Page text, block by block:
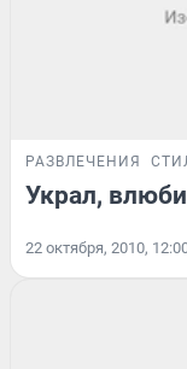
РАЗВЛЕЧЕНИЯ
Украл,
22 октября, 2010,